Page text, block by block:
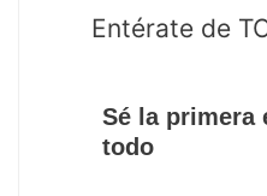
Entérate de
Sé la primera
todo